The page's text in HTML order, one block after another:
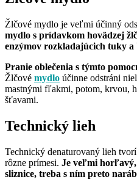
Žlčové mydlo je veľmi účinný
mydlo s prídavkom hovädzej
enzýmov rozkladajúcich tuky a
Pranie oblečenia s týmto
Žlčové mydlo účinne odstráni
mastnými fľakmi, potom, krvou,
šťavami.
Technický lieh
Technický denaturovaný lieh
rôzne prímesi. Je veľmi horľavý,
sliznice, treba s ním preto